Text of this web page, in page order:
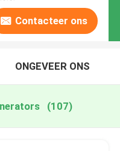
Contacteer ons
ONGEVEER ONS
(107)